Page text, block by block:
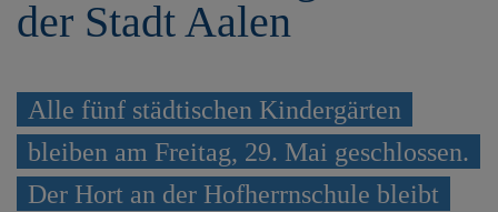
g
n
der Stadt Aalen
Alle fünf städtischen Kindergärten
bleiben am Freitag, 29. Mai geschlossen.
Der Hort an der Hofherrnschule bleibt